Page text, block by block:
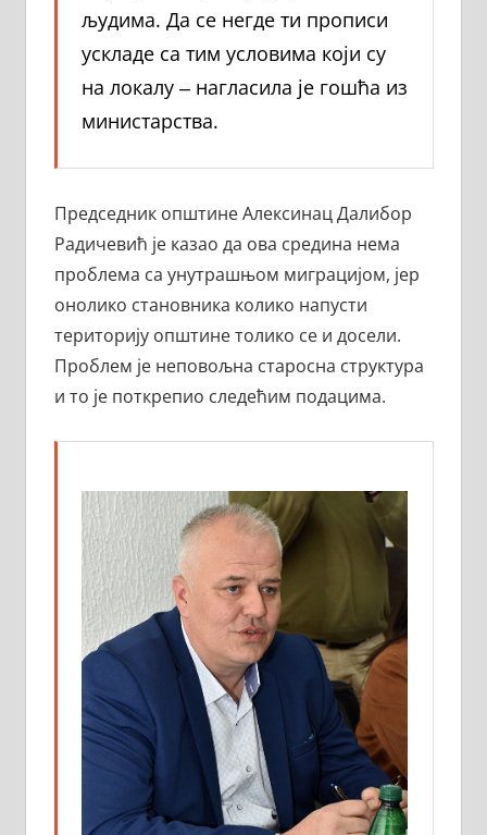
људима. Да се негде ти прописи
ускладе са тим условима који су
на локалу ‒ нагласила је гошћа из
министарства.
Председник општине Алексинац Далибор
Радичевић је казао да ова средина нема
проблема са унутрашњом миграцијом, јер
онолико становника колико напусти
територију општине толико се и досели.
Проблем је неповољна старосна структура
и то је поткрепио следећим подацима.